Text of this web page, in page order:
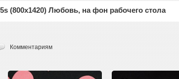
(800x1420) Любовь, на фон рабочего стола
Комментариям